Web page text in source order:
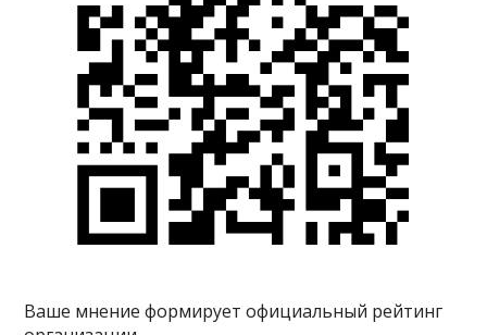
Ваше мнение формирует официальный рейтинг